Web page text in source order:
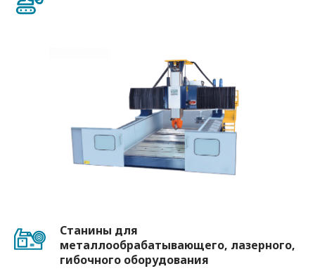
Станины для
металлообрабатывающего, лазерного,
гибочного оборудования